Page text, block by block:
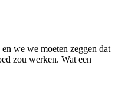
we we moeten zeggen dat
zou werken. Wat een